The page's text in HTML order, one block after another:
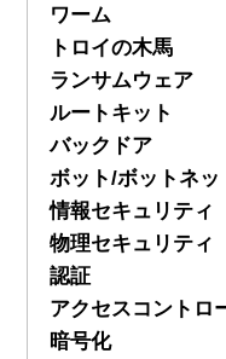
ワーム
トロイの木馬
ランサムウェア
ルートキット
バックドア
ボット/ボットネッ
情報セキュリテ
物理セキュリティ
認証
アクセスコントロ
暗号化